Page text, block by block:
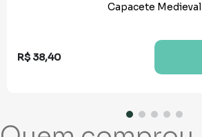
Capacete Medieval
R$ 38,40